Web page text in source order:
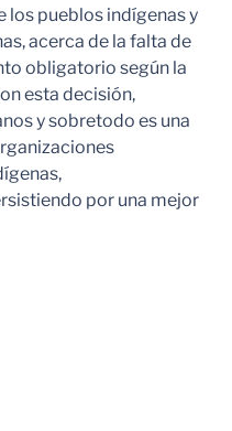
los pueblos indígenas y
acerca de la falta de
obligatorio según la
esta decisión,
y sobretodo es una
por una mejor